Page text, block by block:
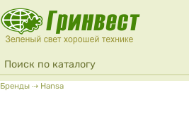
Перейти к основному содержанию
Форма поиска
Поиск
Вы здесь
Бренды ⇢ Hansa